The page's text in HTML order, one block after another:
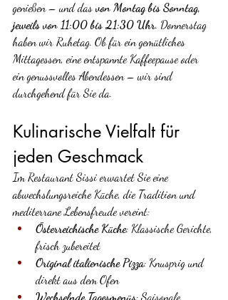
genießen – und das von Montag bis Sonntag,
jeweils von 11:00 bis 21:30 Uhr. Donnerstag
haben wir Ruhetag. Ob für ein gemütliches
Mittagessen, eine entspannte Kaffeepause oder
ein genussvolles Abendessen – wir sind
durchgehend für Sie da.
Kulinarische Vielfalt für
jeden Geschmack
Im Restaurant Sissi erwartet Sie eine
abwechslungsreiche Küche, die Tradition und
mediterrane Lebensfreude vereint:
Österreichische Küche: Klassische Gerichte,
frisch zubereitet
Original italienische Pizza: Knusprig und
direkt aus dem Ofen
Wechselnde Tagesmenüs: Saisonale